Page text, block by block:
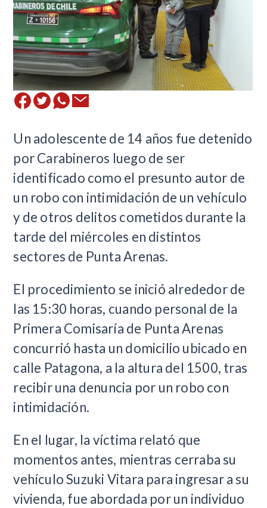
Un adolescente de 14 años fue detenido
por Carabineros luego de ser
identificado como el presunto autor de
un robo con intimidación de un vehículo
y de otros delitos cometidos durante la
tarde del miércoles en distintos
sectores de Punta Arenas.
El procedimiento se inició alrededor de
las 15:30 horas, cuando personal de la
Primera Comisaría de Punta Arenas
concurrió hasta un domicilio ubicado en
calle Patagona, a la altura del 1500, tras
recibir una denuncia por un robo con
intimidación.
En el lugar, la víctima relató que
momentos antes, mientras cerraba su
vehículo Suzuki Vitara para ingresar a su
vivienda, fue abordada por un individuo